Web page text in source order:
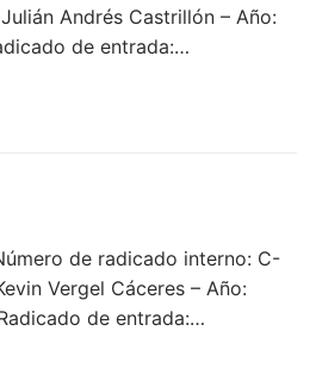
Andrés Castrillón – Año:
de entrada:…
de radicado interno: C-
Vergel Cáceres – Año:
de entrada:…